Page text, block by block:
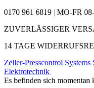
0170 961 6819 | MO-FR
ZUVERLÄSSIGER
14 TAGE
Zeller-Presscontrol Systems
Elektrotechnik
Es befinden sich momentan